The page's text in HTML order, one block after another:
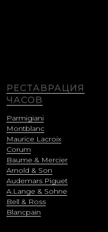
РЕСТАВРАЦИЯ
ЧАСОВ
Parmigiani
Montblanc
Maurice Lacroix
Corum
Baume & Mercier
Arnold & Son
Audemars Piguet
A.Lange & Sohne
Bell & Ross
Blancpain